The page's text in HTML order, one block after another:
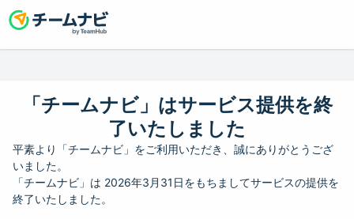
「チームナビ」はサービス提供を終
了いたしました
平素より「チームナビ」をご利用いただき、誠にありがとうござ
いました。
「チームナビ」は 2026年3月31日をもちましてサービスの提供を
終了いたしました。